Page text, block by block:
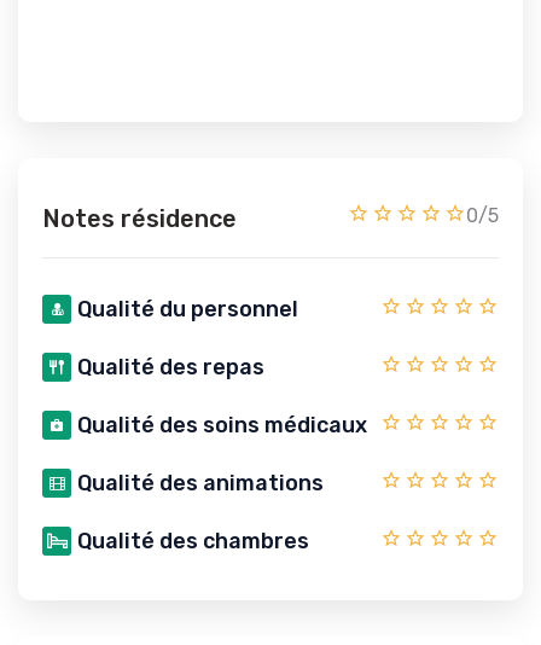
Notes résidence 0/5
Qualité du personnel
Qualité des repas
Qualité des soins médicaux
Qualité des animations
Qualité des chambres